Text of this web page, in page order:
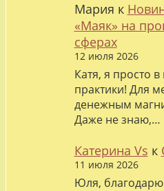
Мария к
«Маяк» на
сферах
12 июля 2026
Катя, я просто
практики! Для
денежным
Даже не знаю,…
Катерина Vs к
11 июля 2026
Юля, благодарю